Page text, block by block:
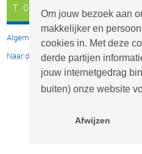
Om jouw bezoek aan
makkelijker en
cookies in. Met deze
derde partijen
jouw internetgedrag
buiten) onze website
Afwijzen
T. 0297 - 26 29 29
Algemene voorwaarden
Naar de desktop website